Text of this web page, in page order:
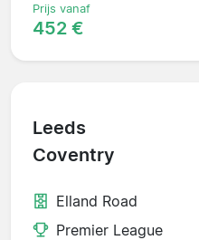
Prijs vanaf
452 €
Leeds
Coventry
Elland Road
Premier League